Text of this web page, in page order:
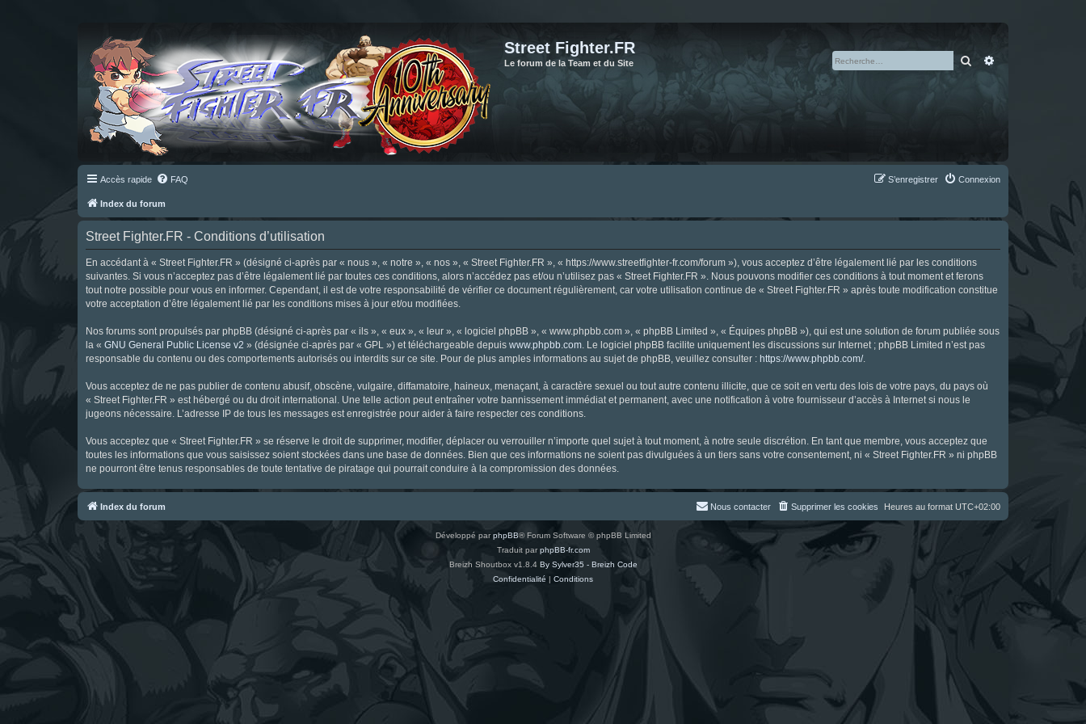
Street Fighter.FR
Le forum de la Team et du Site Rechercher
Accès rapide FAQ Connexion
S’enregistrer
Index du forum
Street Fighter.FR - Conditions d’utilisation
En accédant à « Street Fighter.FR » (désigné ci-après par « nous », « notre », « nos », « Street Fighter.FR », « https://www.streetfighter-fr.com/forum »), vous acceptez d’être légalement lié par les conditions
suivantes. Si vous n’acceptez pas d’être légalement lié par toutes ces conditions, alors n’accédez pas et/ou n’utilisez pas « Street Fighter.FR ». Nous pouvons modifier ces conditions à tout moment et ferons
tout notre possible pour vous en informer. Cependant, il est de votre responsabilité de vérifier ce document régulièrement, car votre utilisation continue de « Street Fighter.FR » après toute modification constitue
votre acceptation d’être légalement lié par les conditions mises à jour et/ou modifiées.
Nos forums sont propulsés par phpBB (désigné ci-après par « ils », « eux », « leur », « logiciel phpBB », « www.phpbb.com », « phpBB Limited », « Équipes phpBB »), qui est une solution de forum publiée sous
la « GNU General Public License v2 » (désignée ci-après par « GPL ») et téléchargeable depuis www.phpbb.com. Le logiciel phpBB facilite uniquement les discussions sur Internet ; phpBB Limited n’est pas
responsable du contenu ou des comportements autorisés ou interdits sur ce site. Pour de plus amples informations au sujet de phpBB, veuillez consulter : https://www.phpbb.com/.
Vous acceptez de ne pas publier de contenu abusif, obscène, vulgaire, diffamatoire, haineux, menaçant, à caractère sexuel ou tout autre contenu illicite, que ce soit en vertu des lois de votre pays, du pays où
« Street Fighter.FR » est hébergé ou du droit international. Une telle action peut entraîner votre bannissement immédiat et permanent, avec une notification à votre fournisseur d’accès à Internet si nous le
jugeons nécessaire. L’adresse IP de tous les messages est enregistrée pour aider à faire respecter ces conditions.
Vous acceptez que « Street Fighter.FR » se réserve le droit de supprimer, modifier, déplacer ou verrouiller n’importe quel sujet à tout moment, à notre seule discrétion. En tant que membre, vous acceptez que
toutes les informations que vous saisissez soient stockées dans une base de données. Bien que ces informations ne soient pas divulguées à un tiers sans votre consentement, ni « Street Fighter.FR » ni phpBB
ne pourront être tenus responsables de toute tentative de piratage qui pourrait conduire à la compromission des données.
Index du forum Heures au format UTC+02:00
Supprimer les cookies
Nous contacter
Développé parphpBB® Forum Software © phpBB Limited
Traduit par phpBB-fr.com
Breizh Shoutbox v1.8.4 By Sylver35 - Breizh Code
Confidentialité | Conditions